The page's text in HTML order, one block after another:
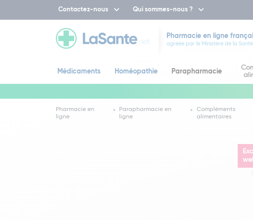
Contactez-nous Qui sommes-nous ?
Pharmacie en ligne
agréée par le Ministère de la Santé
Médicaments Homéopathie Parapharmacie
Pharmacie en
ligne
Parapharmacie en
ligne
Compléments
alimentaires